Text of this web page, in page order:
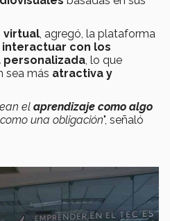
virtual, agregó, la plataforma
interactuar con los
, lo que
sea más atractiva y
el aprendizaje como algo
una obligación", señaló